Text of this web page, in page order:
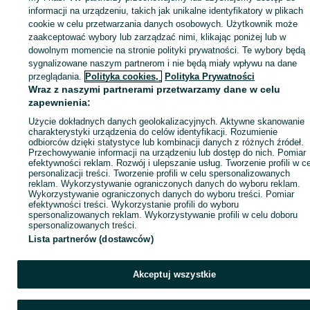
Zaloguj się / Załóż konto
Kup
informacji na urządzeniu, takich jak unikalne identyfikatory w plikach
cookie w celu przetwarzania danych osobowych. Użytkownik może
zaakceptować wybory lub zarządzać nimi, klikając poniżej lub w
dowolnym momencie na stronie polityki prywatności. Te wybory będą
sygnalizowane naszym partnerom i nie będą miały wpływu na dane
przeglądania. Polityka cookies, Polityka Prywatności
Wraz z naszymi partnerami przetwarzamy dane w celu
zapewnienia:
Użycie dokładnych danych geolokalizacyjnych. Aktywne skanowanie
charakterystyki urządzenia do celów identyfikacji. Rozumienie
odbiorców dzięki statystyce lub kombinacji danych z różnych źródeł.
Przechowywanie informacji na urządzeniu lub dostęp do nich. Pomiar
efektywności reklam. Rozwój i ulepszanie usług. Tworzenie profili w
personalizacji treści. Tworzenie profili w celu spersonalizowanych
reklam. Wykorzystywanie ograniczonych danych do wyboru reklam.
Wykorzystywanie ograniczonych danych do wyboru treści. Pomiar
efektywności treści. Wykorzystanie profili do wyboru
spersonalizowanych reklam. Wykorzystywanie profili w celu doboru
spersonalizowanych treści.
Lista partnerów (dostawców)
Akceptuj wszystkie